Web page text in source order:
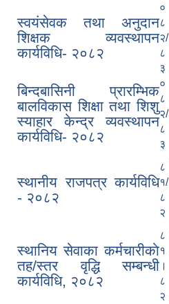
स्वयंसेवक तथा अनुदान
शिक्षक व्यवस्थापन
कार्यविधि- २०८२
०
८
२/
८
३
बिन्दबासिनी प्रारम्भिक
बालविकास शिक्षा तथा शिशु
स्याहार केन्द्र व्यवस्थापन
कार्यविधि- २०८२
०
८
२/
८
३
स्थानीय राजपत्र कार्यविधि
- २०८२
८
१/
८
२
स्थानिय सेवाका कर्मचारीकाे
तह/स्तर वृद्धि सम्बन्धी
कार्यविधि, २०८२
८
१
।
८
२